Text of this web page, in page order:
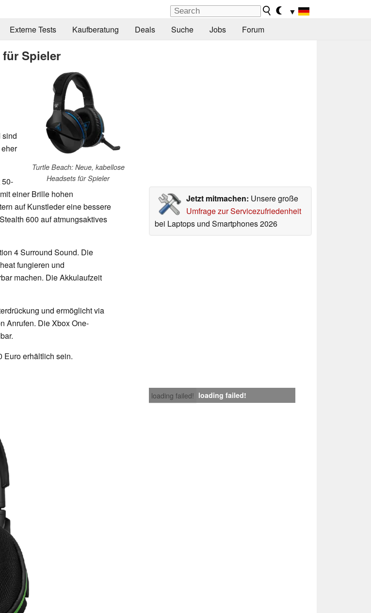
▼
Externe Tests Kaufberatung Deals Suche Jobs Forum
für Spieler
Turtle Beach: Neue, kabellose
Headsets für Spieler
Jetzt mitmachen: Unsere große
Umfrage zur Servicezufriedenheit
bei Laptops und Smartphones 2026
sind
einer Brille hohen
auf Kunstleder eine bessere
600 auf atmungsaktives
4 Surround Sound. Die
fungieren und
machen. Die Akkulaufzeit
und ermöglicht via
Anrufen. Die Xbox One-
Euro erhältlich sein.
loading failed! loading failed!